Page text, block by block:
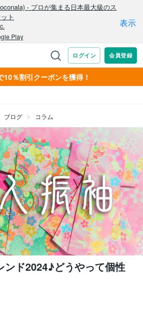
10％割引クーポンを獲得！
ブログ コラム
ンド2024♪どうやって個性